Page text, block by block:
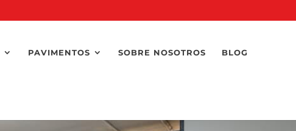
PAVIMENTOS SOBRE NOSOTROS BLOG